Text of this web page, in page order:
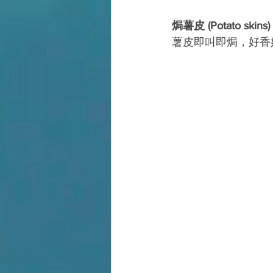
焗薯皮 (Potato skins)
薯皮即叫即焗，好